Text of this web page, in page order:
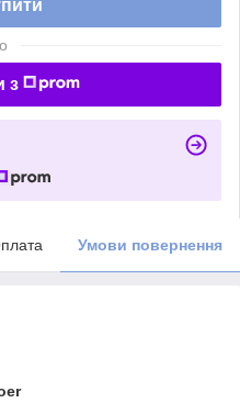
з
Умови повернення